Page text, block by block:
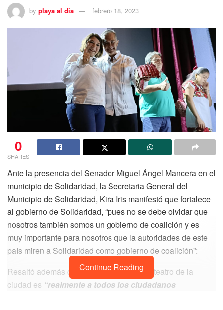
by playa al dia febrero 18, 2023
0
SHARES
Ante la presencia del Senador Miguel Ángel Mancera en el
municipio de Solidaridad, la Secretaria General del
Municipio de Solidaridad, Kira Iris manifestó que fortalece
al gobierno de Solidaridad, “pues no se debe olvidar que
nosotros también somos un gobierno de coalición y es
muy importante para nosotros que la autoridades de este
país miren a Solidaridad como gobierno de coalición”:
Resaltó además que los observado en el teatro de la
ciudad es “realmente a todos los ciudadanos
Continue Reading